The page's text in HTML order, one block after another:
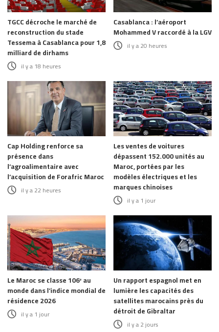
TGCC décroche le marché de
reconstruction du stade
Tessema à Casablanca pour 1,8
milliard de dirhams
il y a 18 heures
Casablanca : l’aéroport
Mohammed V raccordé à la LGV
il y a 20 heures
Cap Holding renforce sa
présence dans
l’agroalimentaire avec
l’acquisition de Forafric Maroc
il y a 22 heures
Les ventes de voitures
dépassent 152.000 unités au
Maroc, portées par les
modèles électriques et les
marques chinoises
il y a 1 jour
Le Maroc se classe 106ᵉ au
monde dans l’indice mondial de
résidence 2026
il y a 1 jour
Un rapport espagnol met en
lumière les capacités des
satellites marocains près du
détroit de Gibraltar
il y a 2 jours